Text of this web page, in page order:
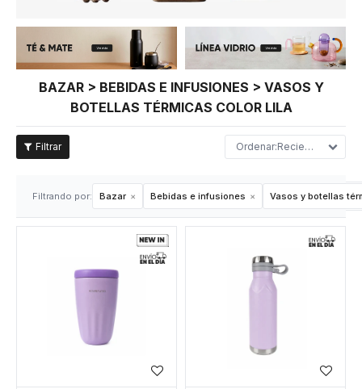
BAZAR > BEBIDAS E INFUSIONES > VASOS Y
BOTELLAS TÉRMICAS COLOR LILA
Recientes
Filtrando por: Bazar Bebidas e infusiones Vasos y botellas